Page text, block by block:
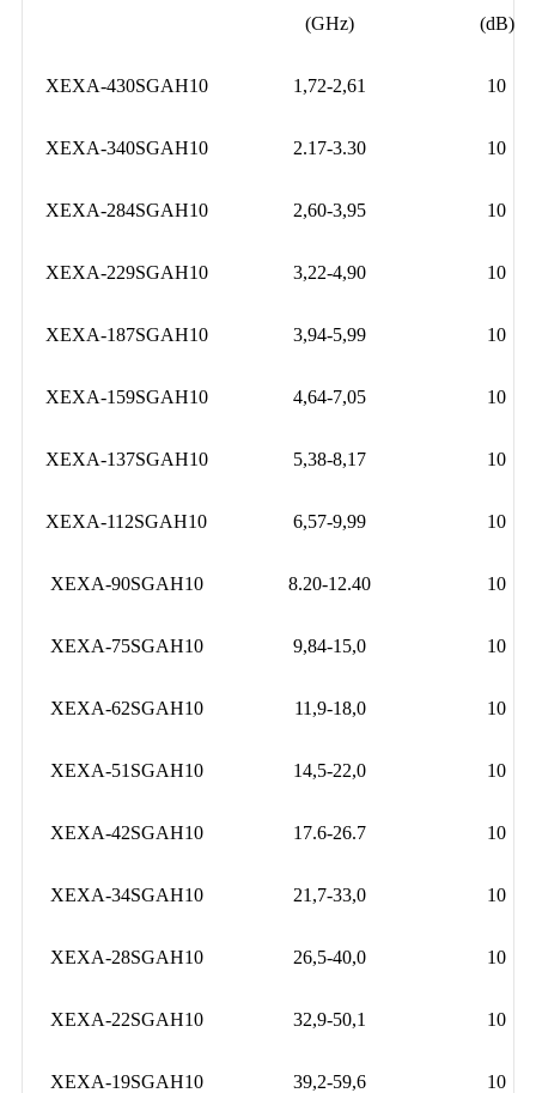
(GHz)
(dB)
XEXA-430SGAH10 1,72-2,61 10
XEXA-340SGAH10 2.17-3.30 10
XEXA-284SGAH10 2,60-3,95 10
XEXA-229SGAH10 3,22-4,90 10
XEXA-187SGAH10 3,94-5,99 10
XEXA-159SGAH10 4,64-7,05 10
XEXA-137SGAH10 5,38-8,17 10
XEXA-112SGAH10 6,57-9,99 10
XEXA-90SGAH10 8.20-12.40 10
XEXA-75SGAH10 9,84-15,0 10
XEXA-62SGAH10 11,9-18,0 10
XEXA-51SGAH10 14,5-22,0 10
XEXA-42SGAH10 17.6-26.7 10
XEXA-34SGAH10 21,7-33,0 10
XEXA-28SGAH10 26,5-40,0 10
XEXA-22SGAH10 32,9-50,1 10
XEXA-19SGAH10 39,2-59,6 10